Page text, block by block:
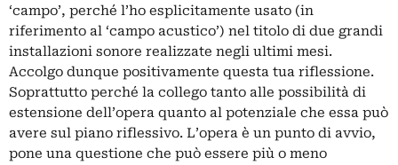
‘campo’, perché l’ho esplicitamente usato (in
riferimento al ‘campo acustico’) nel titolo di due grandi
installazioni sonore realizzate negli ultimi mesi.
Accolgo dunque positivamente questa tua riflessione.
Soprattutto perché la collego tanto alle possibilità di
estensione dell’opera quanto al potenziale che essa può
avere sul piano riflessivo. L’opera è un punto di avvio,
pone una questione che può essere più o meno